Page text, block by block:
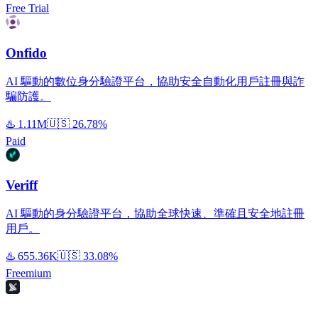
Free Trial
Onfido
AI 驅動的數位身分驗證平台，協助安全自動化用戶註冊與詐
騙防護。
♨️ 1.11M🇺🇸 26.78%
Paid
Veriff
AI 驅動的身分驗證平台，協助全球快速、準確且安全地註冊
用戶。
♨️ 655.36K🇺🇸 33.08%
Freemium